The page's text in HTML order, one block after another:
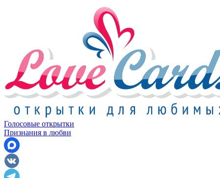
Голосовые открытки
Признания в любви